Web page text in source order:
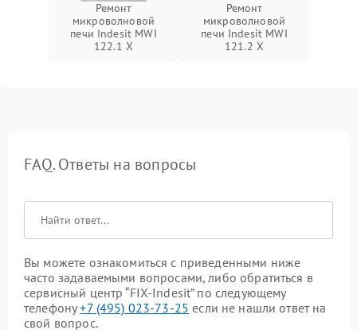
Ремонт
микроволновой
печи Indesit MWI
122.1 X
Ремонт
микроволновой
печи Indesit MWI
121.2 X
FAQ. Ответы на вопросы
Вы можете ознакомиться с приведенными ниже
часто задаваемыми вопросами, либо обратиться в
сервисный центр “FIX-Indesit” по следующему
телефону+7 (495) 023-73-25 если не нашли ответ на
свой вопрос.